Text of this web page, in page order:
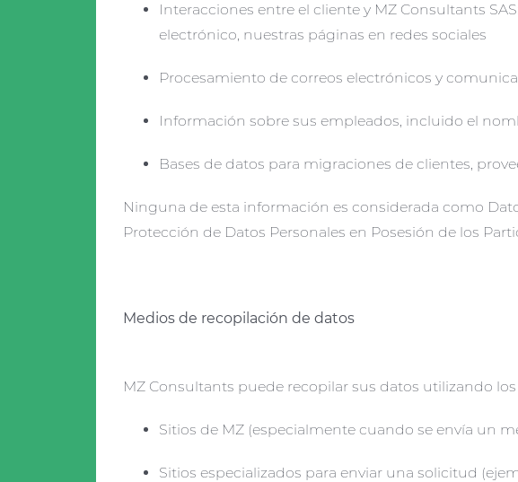
Interacciones entre el cliente y MZ Consultants
electrónico, nuestras páginas en redes sociales
Procesamiento de correos electrónicos y
Información sobre sus empleados, incluido el
Bases de datos para migraciones de clientes,
Ninguna de esta información es considerada como
Protección de Datos Personales en Posesión de los
Medios de recopilación de datos
MZ Consultants puede recopilar sus datos utilizando
Sitios de MZ (especialmente cuando se envía un
Sitios especializados para enviar una solicitud